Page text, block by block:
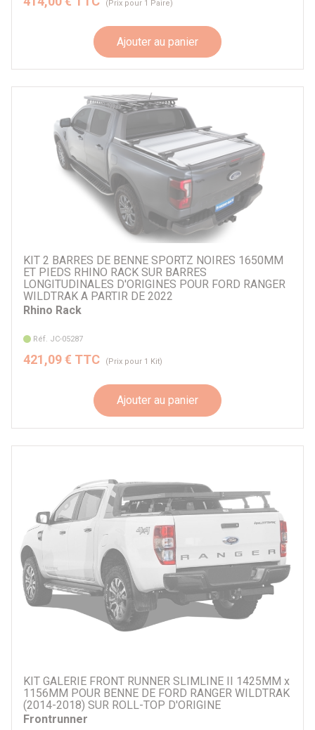
(Prix pour 1 Paire)
Ajouter au panier
KIT 2 BARRES DE BENNE SPORTZ NOIRES 1650MM
ET PIEDS RHINO RACK SUR BARRES
LONGITUDINALES D'ORIGINES POUR FORD RANGER
WILDTRAK A PARTIR DE 2022
Rhino Rack
Réf. JC-05287
421,09 € TTC (Prix pour 1 Kit)
Ajouter au panier
KIT GALERIE FRONT RUNNER SLIMLINE II 1425MM x
1156MM POUR BENNE DE FORD RANGER WILDTRAK
(2014-2018) SUR ROLL-TOP D'ORIGINE
Frontrunner